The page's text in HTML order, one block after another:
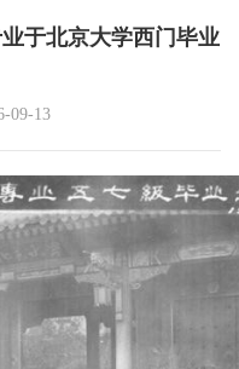
于北京大学西门毕业
09-13